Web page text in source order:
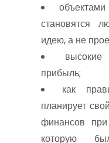
становятся
идею, а не
прибыль;
как
планирует
финансов
которую